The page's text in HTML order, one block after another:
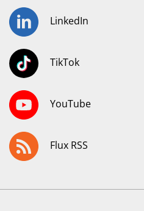
LinkedIn
TikTok
YouTube
Flux RSS